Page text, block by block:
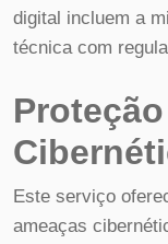
digital incluem a
técnica com
Este serviço
ameaças